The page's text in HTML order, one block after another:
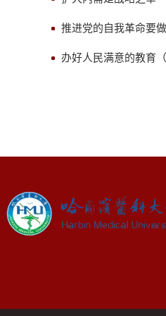
推进党的自我革命要
办好人民满意的教育